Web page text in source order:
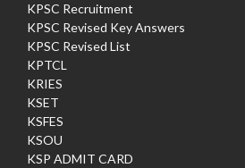
KPSC Recruitment
KPSC Revised Key Answers
KPSC Revised List
KPTCL
KRIES
KSET
KSFES
KSOU
KSP ADMIT CARD